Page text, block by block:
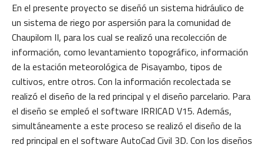
En el presente proyecto se diseñó un sistema hidráulico de
un sistema de riego por aspersión para la comunidad de
Chaupilom II, para los cual se realizó una recolección de
información, como levantamiento topográfico, información
de la estación meteorológica de Pisayambo, tipos de
cultivos, entre otros. Con la información recolectada se
realizó el diseño de la red principal y el diseño parcelario. Para
el diseño se empleó el software IRRICAD V15. Además,
simultáneamente a este proceso se realizó el diseño de la
red principal en el software AutoCad Civil 3D. Con los diseños